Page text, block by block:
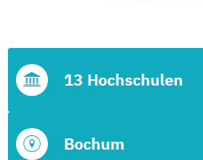
Bochum
13 Hochschulen